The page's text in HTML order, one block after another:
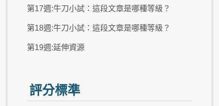
第17週:牛刀小試：這段文章是哪種等級？
第18週:牛刀小試：這段文章是哪種等級？
第19週:延伸資源
評分標準